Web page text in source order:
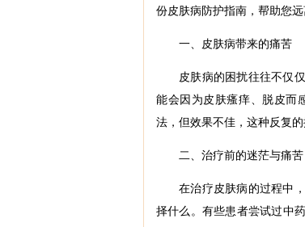
份皮肤病防护指南，帮助您远
一、皮肤病带来的痛苦
皮肤病的困扰往往不仅
能会因为皮肤瘙痒、脱皮而
法，但效果不佳，这种反复
二、治疗前的迷茫与痛苦
在治疗皮肤病的过程中
择什么。有些患者尝试过中